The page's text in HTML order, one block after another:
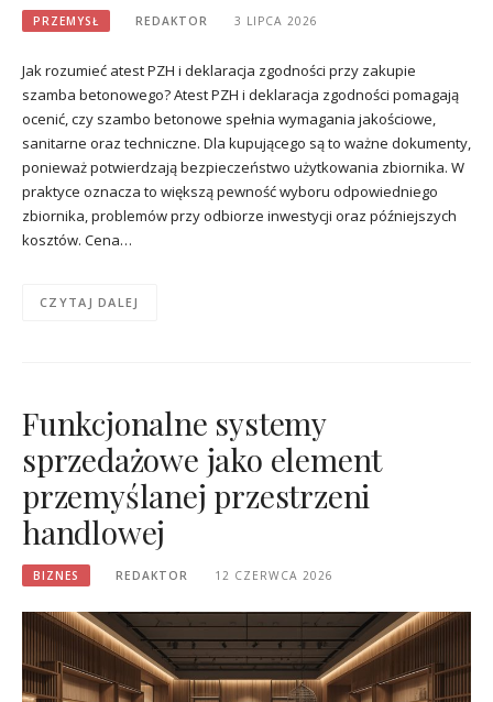
PRZEMYSŁ REDAKTOR 3 LIPCA 2026
Jak rozumieć atest PZH i deklaracja zgodności przy zakupie
szamba betonowego? Atest PZH i deklaracja zgodności pomagają
ocenić, czy szambo betonowe spełnia wymagania jakościowe,
sanitarne oraz techniczne. Dla kupującego są to ważne dokumenty,
ponieważ potwierdzają bezpieczeństwo użytkowania zbiornika. W
praktyce oznacza to większą pewność wyboru odpowiedniego
zbiornika, problemów przy odbiorze inwestycji oraz późniejszych
kosztów. Cena…
CZYTAJ DALEJ
Funkcjonalne systemy
sprzedażowe jako element
przemyślanej przestrzeni
handlowej
BIZNES REDAKTOR 12 CZERWCA 2026